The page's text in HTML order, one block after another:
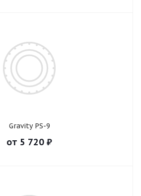
Gravity PS-9
от 5 720 ₽